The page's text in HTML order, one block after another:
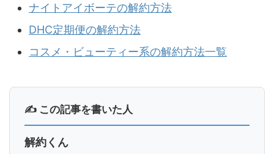
ナイトアイボーテの解約方法
DHC定期便の解約方法
コスメ・ビューティー系の解約方法一覧
✍ この記事を書いた人
解約くん